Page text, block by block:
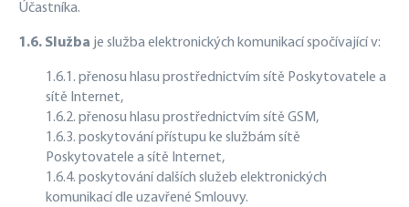
Účastníka.
1.6. Služba je služba elektronických komunikací spočívající v:
1.6.1. přenosu hlasu prostřednictvím sítě Poskytovatele a
sítě Internet,
1.6.2. přenosu hlasu prostřednictvím sítě GSM,
1.6.3. poskytování přístupu ke službám sítě
Poskytovatele a sítě Internet,
1.6.4. poskytování dalších služeb elektronických
komunikací dle uzavřené Smlouvy.